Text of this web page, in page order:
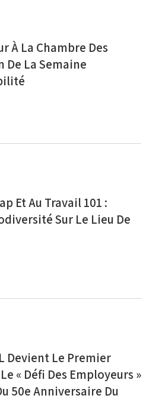
À La Chambre Des
De La Semaine
Et Au Travail 101 :
Sur Le Lieu De
Devient Le Premier
« Défi Des Employeurs »
50e Anniversaire Du